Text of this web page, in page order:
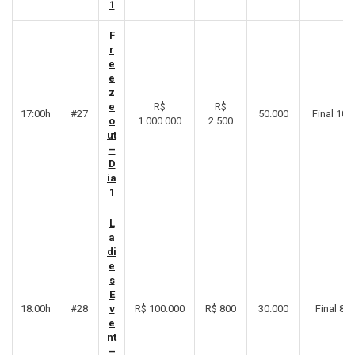
1
17:00h #27
F
r
e
e
z
e
o
ut
–
D
ia
1
R$
1.000.000
R$
2.500
50.000 Final 10º
18:00h #28
L
a
di
e
s
E
v
e
nt
–
R$ 100.000 R$ 800 30.000 Final 8º